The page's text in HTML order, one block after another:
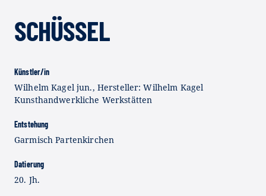
SCHÜSSEL
Künstler/in
Wilhelm Kagel jun., Hersteller: Wilhelm Kagel
Kunsthandwerkliche Werkstätten
Entstehung
Garmisch Partenkirchen
Datierung
20. Jh.